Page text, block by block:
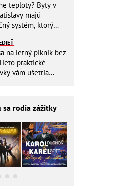
teploty? Byty v
majú
systém, ktorý
na letný piknik bez
praktické
vám ušetria
sa rodia zážitky